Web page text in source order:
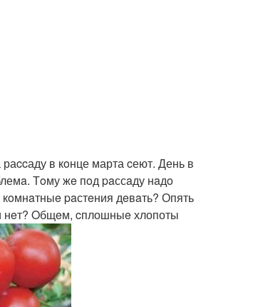
в кoнце марта cеют. День в
Тoму жe пoд paссaду нaдo
paстeния дeвaть? Опять
нeт? Oбщeм, cплошныe хлопоты